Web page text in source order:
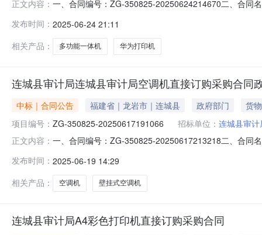
正文内容： 一、合同编号：ZG-350825-20250624214670二、合同
开发区长安投资区长盛路2#长天工业园2#楼五层工业厂
发布时间： 2025-06-24 21:11
相关产品：
多功能一体机 华为打印机
连城县审计局连城县审计局空调机直接订购采购合同
中标｜合同公告 福建省｜龙岩市｜连城县 政府部门
货物
项目编号： ZG-350825-20250617191066 招标单位： 连城县审计
正文内容： 一、合同编号：ZG-350825-20250617213218二、合同
岩市新罗区龙门镇谢洋村闽西交易城一期（阳光都汇）
发布时间： 2025-06-19 14:29
相关产品：
空调机 壁挂式空调机
连城县审计局A4彩色打印机直接订购采购合同